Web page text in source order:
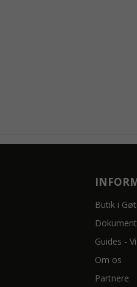
Butik i
Guides -
Om os
Partnere